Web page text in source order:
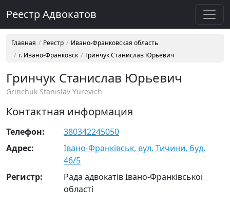
Реестр Адвокатов
Главная Реестр
Ивано-Франковская область
г. Ивано-Франковск
Гринчук Станислав Юрьевич
Гринчук Станислав Юрьевич
Grinchuk Stanislav Yurevich
Контактная информация
Телефон:
380342245050
Адрес:
Івано-Франківськ, вул. Тичини, буд.
46/5
Регистр:
Рада адвокатів Івано-Франківської
області